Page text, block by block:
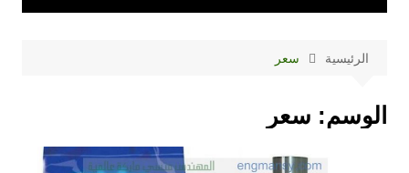
الرئيسية سعر
الوسم: سعر